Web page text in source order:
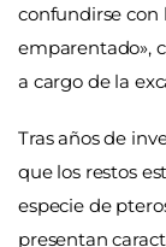
confundirse con
emparentado»,
a cargo de la
Tras años de
que los restos
especie de
presentan